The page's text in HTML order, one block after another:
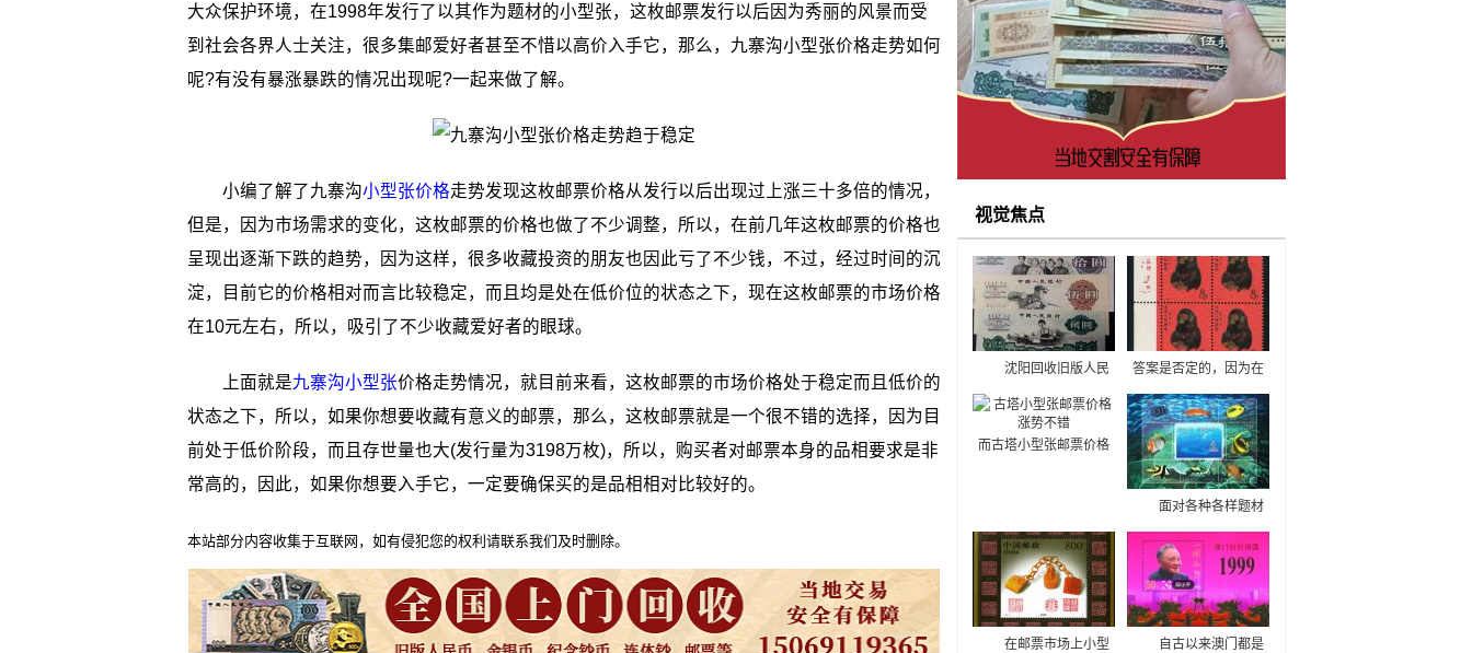
大众保护环境，在1998年发行了以其作为题材的小型张，这枚邮票发行以后因为秀丽的风景而受
到社会各界人士关注，很多集邮爱好者甚至不惜以高价入手它，那么，九寨沟小型张价格走势如何
呢?有没有暴涨暴跌的情况出现呢?一起来做了解。
小编了解了九寨沟小型张价格走势发现这枚邮票价格从发行以后出现过上涨三十多倍的情况，
但是，因为市场需求的变化，这枚邮票的价格也做了不少调整，所以，在前几年这枚邮票的价格也
呈现出逐渐下跌的趋势，因为这样，很多收藏投资的朋友也因此亏了不少钱，不过，经过时间的沉
淀，目前它的价格相对而言比较稳定，而且均是处在低价位的状态之下，现在这枚邮票的市场价格
在10元左右，所以，吸引了不少收藏爱好者的眼球。
上面就是九寨沟小型张价格走势情况，就目前来看，这枚邮票的市场价格处于稳定而且低价的
状态之下，所以，如果你想要收藏有意义的邮票，那么，这枚邮票就是一个很不错的选择，因为目
前处于低价阶段，而且存世量也大(发行量为3198万枚)，所以，购买者对邮票本身的品相要求是非
常高的，因此，如果你想要入手它，一定要确保买的是品相相对比较好的。
本站部分内容收集于互联网，如有侵犯您的权利请联系我们及时删除。
视觉焦点
沈阳回收旧版人民
纪念钞连体钞，现在网
络科技的进步，藏友们
可以足不出户就能完成
询。
答案是否定的，因为在
的钱币特别值钱，比
如，T46猴票四方连，
这是当下很多人比较喜
欢收藏的一种钱币，那
么市面中流行的1980年
呢？
而古塔小型张邮票价格
型张邮票价格的来看，
它的发展前景还是比较
广阔的，因为邮票的主
题很好，展现了我们国
家劳动人民的伟大。另
外，这枚邮票的发行数
面对各种各样题材
也会仔细考虑其价值所
在，不可能会收藏没有
太大的价值的邮
票。 每一枚面值都
是两元，发行了三千多
在邮票市场上小型
自古以来澳门都是